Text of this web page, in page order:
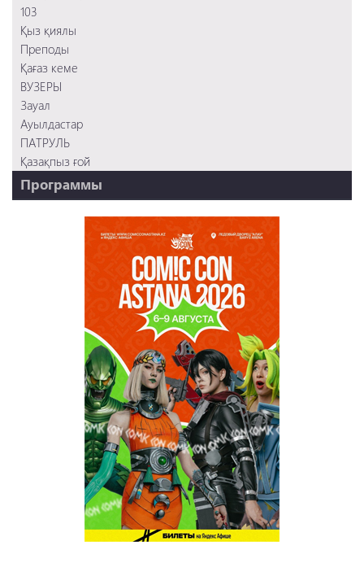
103
Қыз қиялы
Преподы
Қағаз кеме
ВУЗЕРЫ
Зауал
Ауылдастар
ПАТРУЛЬ
Қазақпыз ғой
Программы
Ұ-Night show